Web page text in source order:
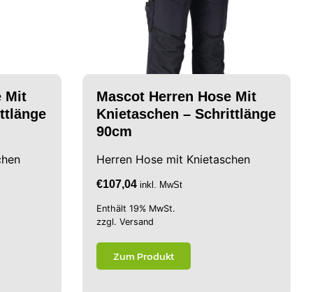
Mit
Mascot Herren Hose Mit
Knietaschen – Schrittlänge
90cm
Herren Hose mit Knietaschen
€107,04 inkl. MwSt
Enthält 19% MwSt.
zzgl. Versand
Zum Produkt